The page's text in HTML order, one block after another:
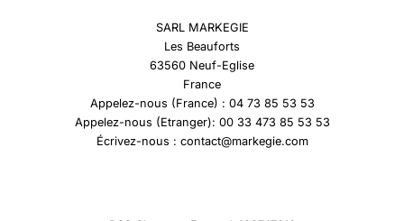
SARL MARKEGIE
Les Beauforts
63560 Neuf-Eglise
France
Appelez-nous (France) : 04 73 85 53 53
Appelez-nous (Etranger): 00 33 473 85 53 53
Écrivez-nous : contact@markegie.com